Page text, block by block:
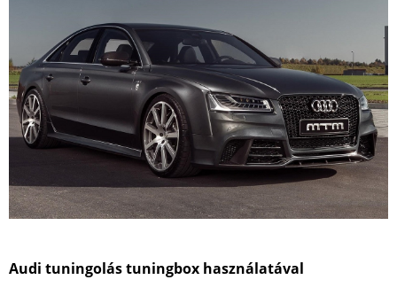
Audi tuningolás tuningbox használatával